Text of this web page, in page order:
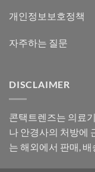
개인정보보호정책
자주하는 질문
DISCLAIMER
콘택트렌즈는 의료
나 안경사의 처방에
는 해외에서 판매,